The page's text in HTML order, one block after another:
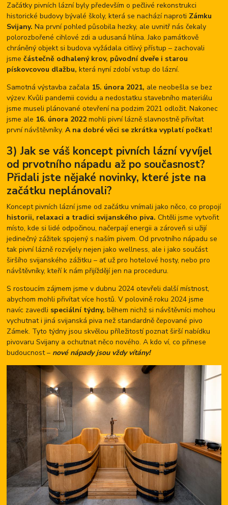
Začátky pivních lázní byly především o pečlivé rekonstrukci
historické budovy bývalé školy, která se nachází naproti Zámku
Svijany. Na první pohled působila hezky, ale uvnitř nás čekaly
polorozbořené cihlové zdi a udusaná hlína. Jako památkově
chráněný objekt si budova vyžádala citlivý přístup – zachovali
jsmečástečně odhalený krov, původní dveře i starou
pískovcovou dlažbu, která nyní zdobí vstup do lázní.
Samotná výstavba začala 15. února 2021, ale neobešla se bez
výzev. Kvůli pandemii covidu a nedostatku stavebního materiálu
jsme museli plánované otevření na podzim 2021 odložit. Nakonec
jsme ale 16. února 2022 mohli pivní lázně slavnostně přivítat
první návštěvníky.A na dobré věci se zkrátka vyplatí počkat!
3) Jak se váš koncept pivních lázní vyvíjel
od prvotního nápadu až po současnost?
Přidali jste nějaké novinky, které jste na
začátku neplánovali?
Koncept pivních lázní jsme od začátku vnímali jako něco, co propojí
historii, relaxaci a tradici svijanského piva. Chtěli jsme vytvořit
místo, kde si lidé odpočinou, načerpají energii a zároveň si užijí
jedinečný zážitek spojený s naším pivem. Od prvotního nápadu se
tak pivní lázně rozvíjely nejen jako wellness, ale i jako součást
širšího svijanského zážitku – ať už pro hotelové hosty, nebo pro
návštěvníky, kteří k nám přijíždějí jen na proceduru.
S rostoucím zájmem jsme v dubnu 2024 otevřeli další místnost,
abychom mohli přivítat více hostů. V polovině roku 2024 jsme
navíc zavedli speciální týdny,během nichž si návštěvníci mohou
vychutnat i jiná svijanská piva než standardně čepované pivo
Zámek. Tyto týdny jsou skvělou příležitostí poznat širší nabídku
pivovaru Svijany a ochutnat něco nového. A kdo ví, co přinese
budoucnost – nové nápady jsou vždy vítány!